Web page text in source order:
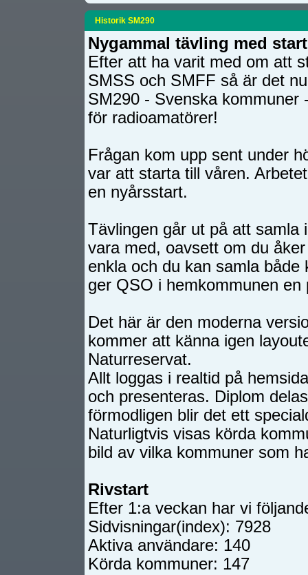
Historik SM290
Nygammal tävling med
Efter att ha varit med om att
SMSS och SMFF så är det
SM290 - Svenska kommuner
för radioamatörer!
Frågan kom upp sent under
var att starta till våren.
en nyårsstart.
Tävlingen går ut på att samla
vara med, oavsett om du
enkla och du kan samla
ger QSO i hemkommunen
Det här är den moderna
kommer att känna igen
Naturreservat.
Allt loggas i realtid på
och presenteras. Diplom
förmodligen blir det ett
Naturligtvis visas körda
bild av vilka kommuner som
Rivstart
Efter 1:a veckan har vi
Sidvisningar(index): 7928
Aktiva användare: 140
Körda kommuner: 147